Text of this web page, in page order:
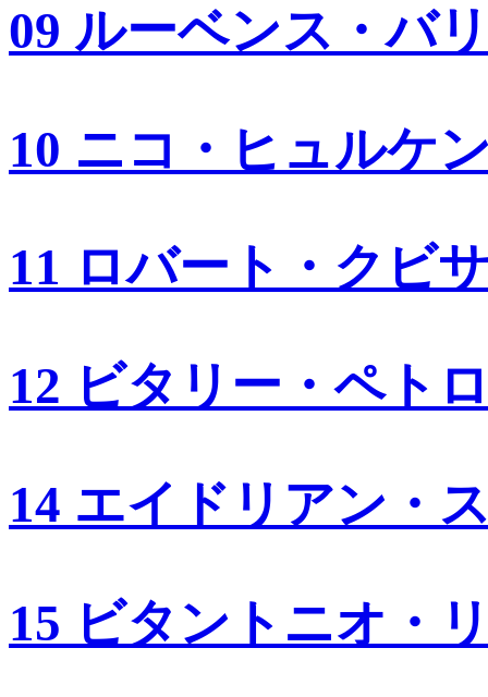
09 ルーベンス・バ
10 ニコ・ヒュルケ
11 ロバート・クビ
12 ビタリー・ペト
14 エイドリアン・
15 ビタントニオ・